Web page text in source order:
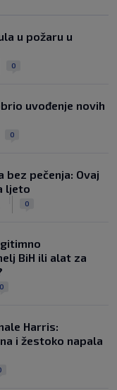
radi (VIDEO)
5 h
u požaru u
0
uvođenje novih
0
pečenja: Ovaj
ljeto
0
BiH ili alat za
0
Harris:
i žestoko napala